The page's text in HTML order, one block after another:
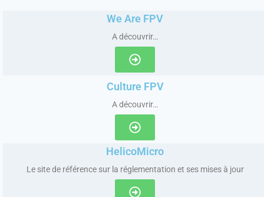
We Are FPV
A découvrir…
Culture FPV
A découvrir…
HelicoMicro
Le site de référence sur la réglementation et ses mises à jour